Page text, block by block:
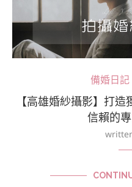
備婚日記
【高雄婚紗攝影】打
信賴的